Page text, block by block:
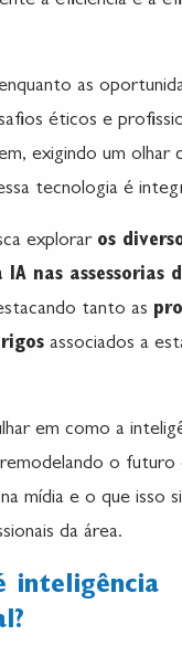
as
éticos e
exigindo um olhar
tecnologia é
explorar os
nas assessorias
tanto as
associados a
em como a
o futuro
mídia e o que isso
da área.
inteligência